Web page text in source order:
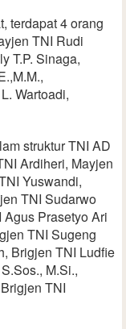
terdapat 4 orang
TNI Rudi
T.P. Sinaga,
Wartoadi,
struktur TNI AD
Ardiheri, Mayjen
Yuswandi,
TNI Sudarwo
Prasetyo Ari
TNI Sugeng
Brigjen TNI Ludfie
M.Si.,
TNI